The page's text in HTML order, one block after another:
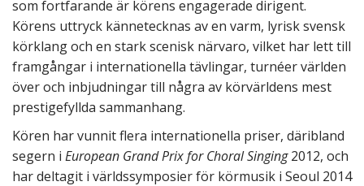
som fortfarande är körens engagerade dirigent.
Körens uttryck kännetecknas av en varm, lyrisk svensk
körklang och en stark scenisk närvaro, vilket har lett till
framgångar i internationella tävlingar, turnéer världen
över och inbjudningar till några av körvärldens mest
prestigefyllda sammanhang.
Kören har vunnit flera internationella priser, däribland
segern i European Grand Prix for Choral Singing2012, och
har deltagit i världssymposier för körmusik i Seoul 2014